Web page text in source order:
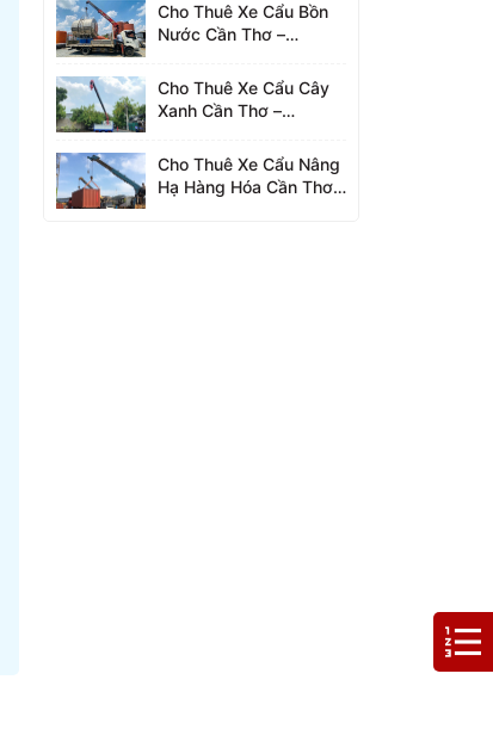
Cho Thuê Xe Cẩu Bồn
Nước Cần Thơ –
Cho Thuê Xe Cẩu Cây
Xanh Cần Thơ –
Cho Thuê Xe Cẩu Nâng
Hạ Hàng Hóa Cần Thơ –